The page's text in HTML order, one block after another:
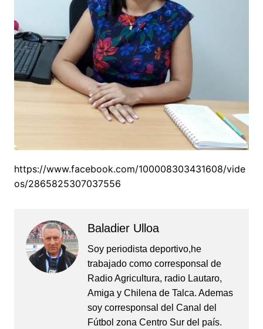
https://www.facebook.com/100008303431608/vide
os/2865825307037556
Baladier Ulloa
Soy periodista deportivo,he
trabajado como corresponsal de
Radio Agricultura, radio Lautaro,
Amiga y Chilena de Talca. Ademas
soy corresponsal del Canal del
Fútbol zona Centro Sur del país.